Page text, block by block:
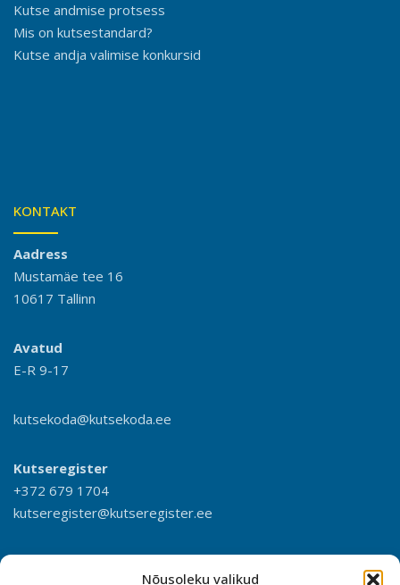
Nõusoleku valikud
Kutse andmise protsess
Mis on kutsestandard?
Kutse andja valimise konkursid
KONTAKT
Aadress
Mustamäe tee 16
10617 Tallinn
Avatud
E-R 9-17
kutsekoda@kutsekoda.ee
Kutseregister
+372 679 1704
kutseregister@kutseregister.ee